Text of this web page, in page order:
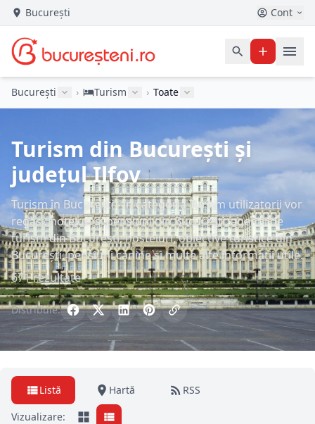
București Cont
București › Turism › Toate
Turism din București și
județul Ilfov
Turism în București - în categoria Turism utilizatorii vor
regăsi: hoteluri și pensiuni din București, agenții de
turism din București, hosteluri, obiective turistice din
București, pensiuni canine și multe alte informații utile.
671 rezultate
Distribuie:
Listă Hartă
RSS
Vizualizare: